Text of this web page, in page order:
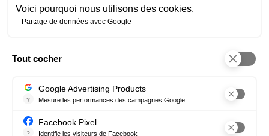
Voici pourquoi nous utilisons des cookies.
Partage de données avec Google
Tout cocher
?
Google Advertising Products
Mesure les performances des campagnes Google
?
Facebook Pixel
Identifie les visiteurs de Facebook
Bien promu, acquéreur trouvé, bien visité… et
soumettre une offre via un e-document et, selon la
même procédure, de l’accepter. Fini la course pour
et couteux, seuls moyens autrefois d’obtenir le
précieux sésame. Le Covid a ainsi permis un
nouveau progrès : les rendez-vous en visio-
conférence pour signer le compromis de vente avec